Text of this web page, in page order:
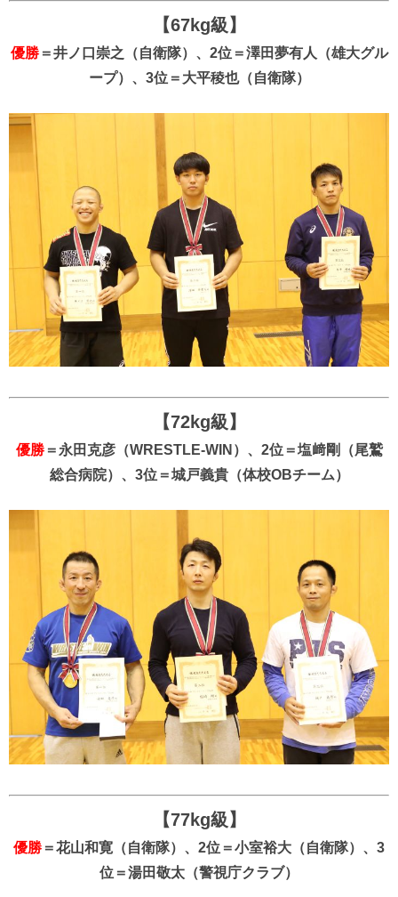
【67kg級】
優勝＝井ノ口崇之（自衛隊）、2位＝澤田夢有人（雄大グル
ープ）、3位＝大平稜也（自衛隊）
【72kg級】
優勝＝永田克彦（WRESTLE-WIN）、2位＝塩﨑剛（尾鷲
総合病院）、3位＝城戸義貴（体校OBチーム）
【77kg級】
優勝＝花山和寛（自衛隊）、2位＝小室裕大（自衛隊）、3
位＝湯田敬太（警視庁クラブ）